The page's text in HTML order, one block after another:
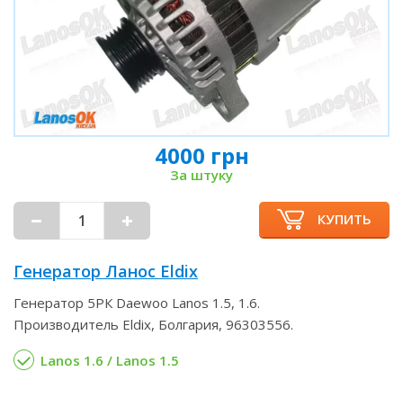
4000 грн
За штуку
КУПИТЬ
Генератор Ланос Eldix
Генератор 5РК Daewoo Lanos 1.5, 1.6.
Производитель Eldix, Болгария, 96303556.
Lanos 1.6 / Lanos 1.5